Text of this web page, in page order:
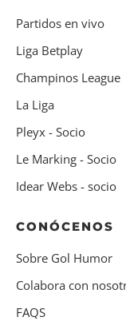
Partidos en vivo
Liga Betplay
Champinos League
La Liga
Pleyx - Socio
Le Marking - Socio
Idear Webs - socio
CONÓCENOS
Sobre Gol Humor
Colabora con
FAQS